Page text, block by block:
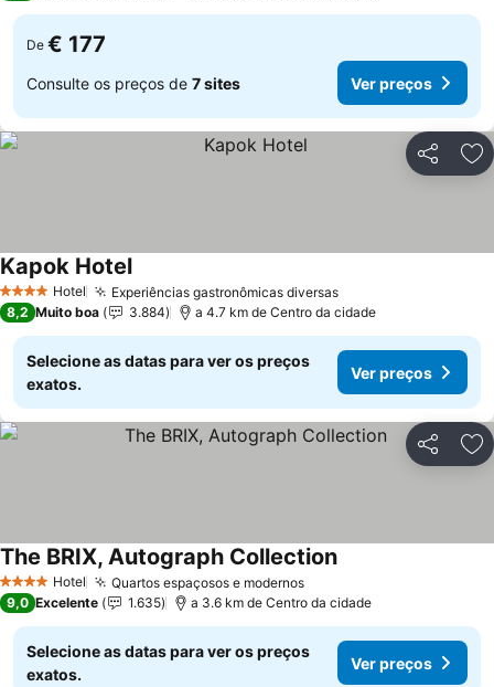
De € 177
Consulte os preços de 7 sites Ver preços
Partilhar
4 EstrelasHotel Experiências gastronômicas diversasVer preços
Kapok HotelVer preços
8,2 Muito boa 3.884 a 4.7 km de Centro da cidade
Selecione as datas para ver os preços
exatos.
Ver preços
Partilhar
4 EstrelasHotel Quartos espaçosos e modernosVer preços
The BRIX, Autograph CollectionVer preços
9,0 Excelente 1.635 a 3.6 km de Centro da cidade
Selecione as datas para ver os preços
exatos.
Ver preços